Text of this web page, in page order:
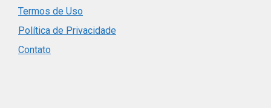
Termos de Uso
Política de Privacidade
Contato